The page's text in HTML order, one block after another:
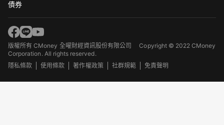
債券
版權所有 CMoney 全曜財經資訊股份有限公司Copyright © 2022 CMoney
Corporation. All rights reserved.
隱私條款
使用條款 著作權政策 社群規範 免責聲明